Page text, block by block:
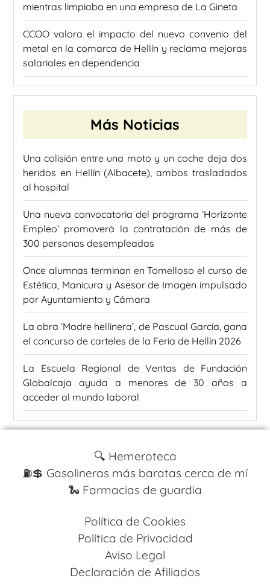
mientras limpiaba en una empresa de La Gineta
CCOO valora el impacto del nuevo convenio del
metal en la comarca de Hellín y reclama mejoras
salariales en dependencia
Más Noticias
Una colisión entre una moto y un coche deja dos
heridos en Hellín (Albacete), ambos trasladados
al hospital
Una nueva convocatoria del programa ‘Horizonte
Empleo’ promoverá la contratación de más de
300 personas desempleadas
Once alumnas terminan en Tomelloso el curso de
Estética, Manicura y Asesor de Imagen impulsado
por Ayuntamiento y Cámara
La obra ‘Madre hellinera’, de Pascual García, gana
el concurso de carteles de la Feria de Hellín 2026
La Escuela Regional de Ventas de Fundación
Globalcaja ayuda a menores de 30 años a
acceder al mundo laboral
🔍 Hemeroteca
⛽️💲 Gasolineras más baratas cerca de mí
🐍 Farmacias de guardia
Política de Cookies
Política de Privacidad
Aviso Legal
Declaración de Afiliados